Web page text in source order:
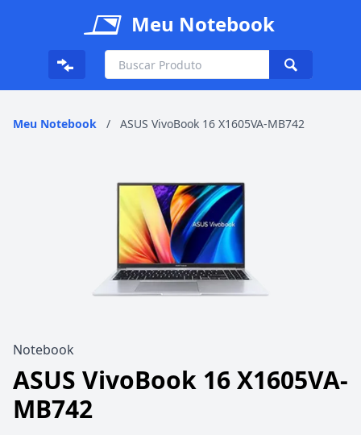
Meu Notebook
Meu Notebook / ASUS VivoBook 16 X1605VA-MB742
Notebook
ASUS VivoBook 16 X1605VA-
MB742